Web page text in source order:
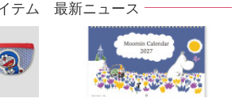
テム 最新ニュース